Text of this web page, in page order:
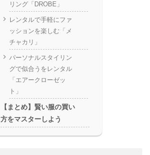
リング「DROBE」
レンタルで手軽にファ
ッションを楽しむ「メ
チャカリ」
パーソナルスタイリン
グで似合うをレンタル
「エアークローゼッ
ト」
【まとめ】賢い服の買い
方をマスターしよう